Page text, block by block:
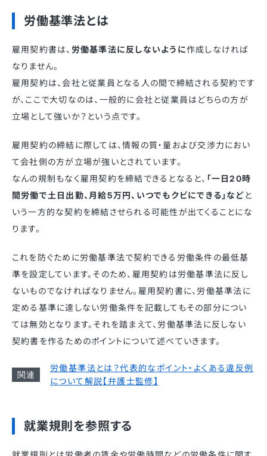
労働基準法とは
雇用契約書は、 労働基準法に反しないように作成しなければ
なりません。
雇用契約は、会社と従業員となる人の間で締結される契約です
が、ここで大切なのは、一般的に会社と従業員はどちらの方が
立場として強いか？という点です。
雇用契約の締結に際しては、情報の質・量および交渉力におい
て会社側の方が立場が強いとされています。
なんの規制もなく雇用契約を締結できるとなると、 「一日20時
間労働で土日出勤、月給5万円、いつでもクビにできる」などと
いう一方的な契約を締結させられる可能性が出てくることにな
ります。
これを防ぐために労働基準法で契約できる労働条件の最低基
準を設定しています。そのため、雇用契約は労働基準法に反し
ないものでなければなりません。雇用契約書に、労働基準法に
定める基準に達しない労働条件を記載してもその部分につい
ては無効となります。それを踏まえて、労働基準法に反しない
契約書を作るためのポイントについて述べていきます。
労働基準法とは？代表的なポイント・よくある違反例
について解説【弁護士監修】
就業規則を参照する